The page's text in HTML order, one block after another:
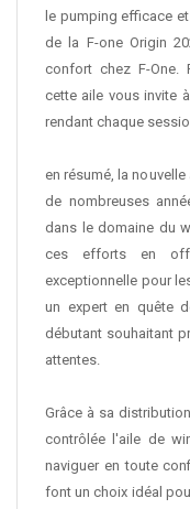
le pumping efficace
de la F-one Origin
confort chez F-One.
cette aile vous invite
rendant chaque
en résumé, la
de nombreuses
dans le domaine du
ces efforts en
exceptionnelle pour
un expert en quête
débutant souhaitant
attentes.
Grâce à sa
contrôlée l'aile de
naviguer en toute
font un choix idéal